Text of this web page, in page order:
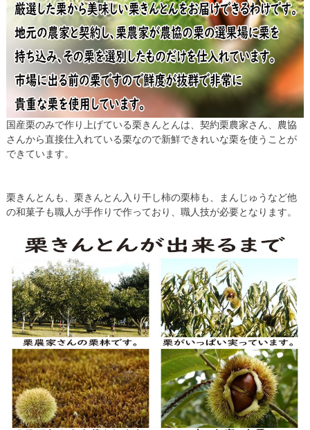
国産栗のみで作り上げている栗きんとんは、契約栗農家さん、農協
さんから直接仕入れている栗なので新鮮できれいな栗を使うことが
できています。
栗きんとんも、栗きんとん入り干し柿の栗柿も、まんじゅうなど他
の和菓子も職人が手作りで作っており、職人技が必要となります。